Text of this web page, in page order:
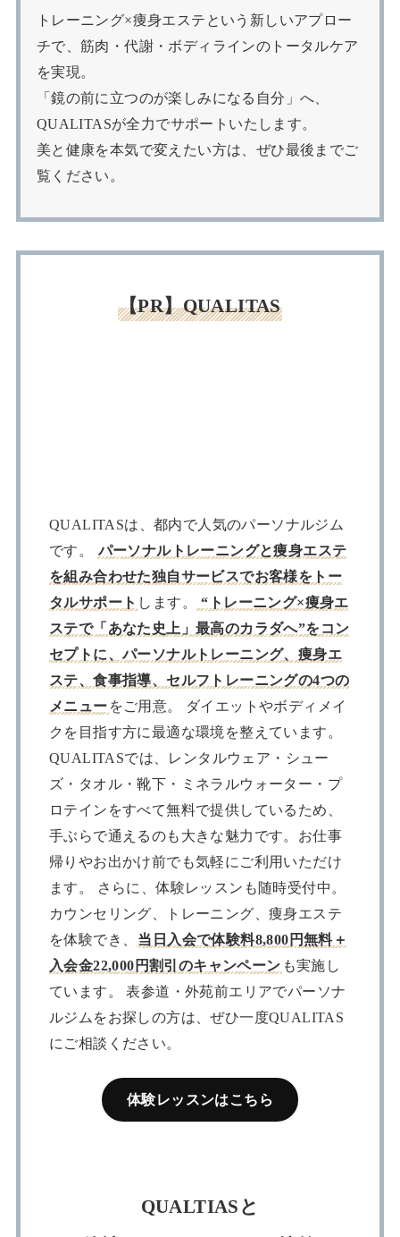
トレーニング×痩身エステという新しいアプロー
チで、筋肉・代謝・ボディラインのトータルケア
を実現。
「鏡の前に立つのが楽しみになる自分」へ、
QUALITASが全力でサポートいたします。
美と健康を本気で変えたい方は、ぜひ最後までご
覧ください。
【PR】QUALITAS
QUALITASは、都内で人気のパーソナルジム
です。 パーソナルトレーニングと痩身エステ
を組み合わせた独自サービスでお客様をトー
タルサポート します。
“トレーニング×痩身エ
ステで「あなた史上」最高のカラダへ”をコン
セプトに、パーソナルトレーニング、痩身エ
ステ、食事指導、セルフトレーニングの4つの
メニュー をご用意。 ダイエットやボディメイ
クを目指す方に最適な環境を整えています。
QUALITASでは、レンタルウェア・シュー
ズ・タオル・靴下・ミネラルウォーター・プ
ロテインをすべて無料で提供しているため、
手ぶらで通えるのも大きな魅力です。お仕事
帰りやお出かけ前でも気軽にご利用いただけ
ます。 さらに、体験レッスンも随時受付中。
カウンセリング、トレーニング、痩身エステ
を体験でき、 当日入会で体験料8,800円無料＋
入会金22,000円割引のキャンペーン も実施し
ています。 表参道・外苑前エリアでパーソナ
ルジムをお探しの方は、ぜひ一度QUALITAS
にご相談ください。
体験レッスンはこちら
QUALTIASと